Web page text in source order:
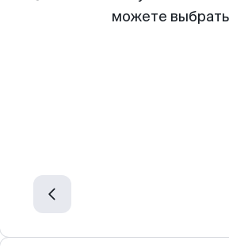
можете